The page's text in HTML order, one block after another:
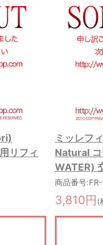
リフィ
ミッレフ
Natural
WATER)
商品番号
3,810円 (